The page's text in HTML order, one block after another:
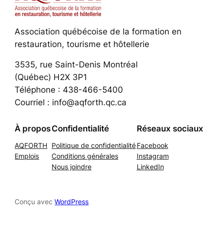
Association québécoise de la formation en
restauration, tourisme et hôtellerie
3535, rue Saint-Denis Montréal
(Québec) H2X 3P1
Téléphone : 438-466-5400
Courriel : info@aqforth.qc.ca
À propos
AQFORTH
Emplois
Confidentialité
Politique de confidentialité
Conditions générales
Nous joindre
Réseaux sociaux
Facebook
Instagram
LinkedIn
Conçu avecWordPress